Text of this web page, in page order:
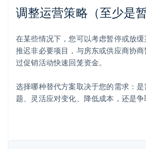
调整运营策略（至少是暂
在某些情况下，您可以考虑暂停或放
推迟非必要项目，与房东或供应商协
过促销活动快速回笼资金。
选择哪种替代方案取决于您的需求：
题、灵活应对变化、降低成本，还是争
爱尔兰
English
English
奥地利
Deutsch English
澳大利亚
巴西
PortuguêsEnglish